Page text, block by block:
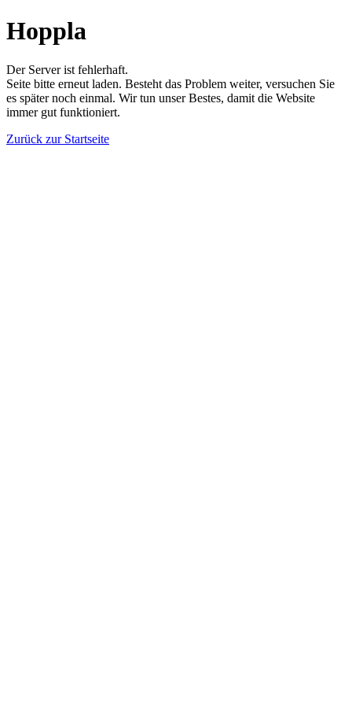
Hoppla
Der Server ist fehlerhaft.
Seite bitte erneut laden. Besteht das Problem weiter, versuchen Sie
es später noch einmal. Wir tun unser Bestes, damit die Website
immer gut funktioniert.
Zurück zur Startseite